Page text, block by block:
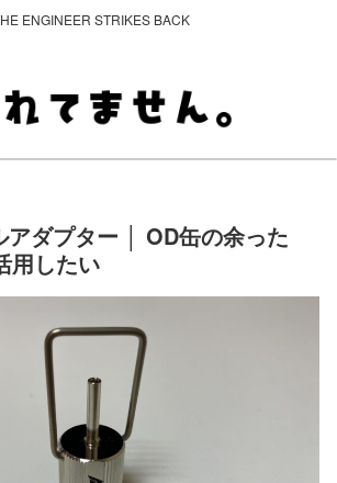
ENGINEER STRIKES BACK
アダプター │ OD缶の余った
用したい